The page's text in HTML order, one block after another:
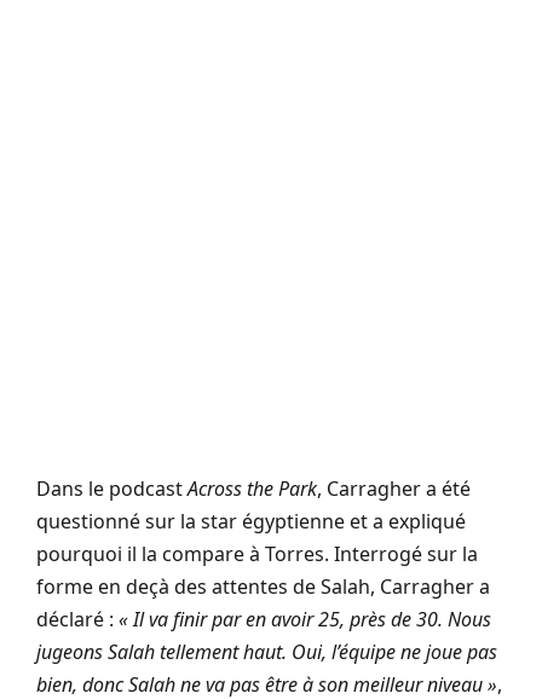
Dans le podcastAcross the Park, Carragher a été
questionné sur la star égyptienne et a expliqué
pourquoi il la compare à Torres. Interrogé sur la
forme en deçà des attentes de Salah, Carragher a
déclaré : « Il va finir par en avoir 25, près de 30. Nous
jugeons Salah tellement haut. Oui, l’équipe ne joue pas
bien, donc Salah ne va pas être à son meilleur niveau »,